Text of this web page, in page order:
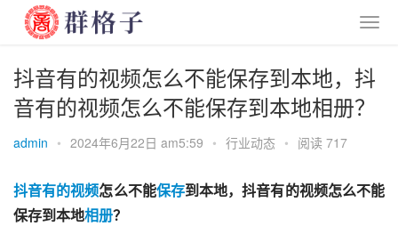
抖音有的视频怎么不能保存到本地，抖
音有的视频怎么不能保存到本地相册？
admin • 2024年6月22日 am5:59 • 行业动态 • 阅读 717
抖音有的视频怎么不能保存到本地，抖音有的视频怎么不能
保存到本地相册？